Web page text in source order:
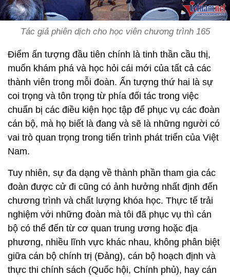
Tác giả phiên dịch cho học viên chương trình 165
Điểm ấn tượng đầu tiên chính là tinh thần cầu thị,
muốn khám phá và học hỏi cái mới của tất cả các
thành viên trong mỗi đoàn. Ấn tượng thứ hai là sự
coi trọng và tôn trọng từ phía đối tác trong việc
chuẩn bị các điều kiện học tập để phục vụ các đoàn
cán bộ, mà họ biết là đang và sẽ là những người có
vai trò quan trọng trong tiến trình phát triển của Việt
Nam.
Tuy nhiên, sự đa dạng về thành phần tham gia các
đoàn được cử đi cũng có ảnh hưởng nhất định đến
chương trình và chất lượng khóa học. Thực tế trải
nghiệm với những đoàn mà tôi đã phục vụ thì cán
bộ có thể đến từ cơ quan trung ương hoặc địa
phương, nhiều lĩnh vực khác nhau, không phân biệt
giữa cán bộ chính trị (Đảng), cán bộ hoạch định và
thực thi chính sách (Quốc hội, Chính phủ), hay cán